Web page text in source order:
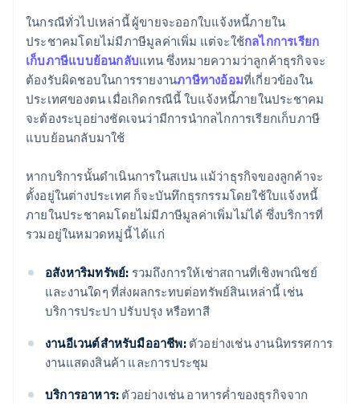
ในกรณีทั่วไปเหล่านี้ ผู้ขายจะออกใบแจ้งหนี้ภายใน
ประชาคมโดยไม่มีภาษีมูลค่าเพิ่ม แต่จะใช้กลไกการเรียก
เก็บภาษีแบบย้อนกลับแทน ซึ่งหมายความว่าลูกค้าธุรกิจจะ
ต้องรับผิดชอบในการรายงานภาษีทางอ้อมที่เกี่ยวข้องใน
ประเทศของตน เมื่อเกิดกรณีนี้ ใบแจ้งหนี้ภายในประชาคม
จะต้องระบุอย่างชัดเจนว่ามีการนำกลไกการเรียกเก็บภาษี
แบบย้อนกลับมาใช้
หากบริการนั้นดำเนินการในสเปน แม้ว่าธุรกิจของลูกค้าจะ
ตั้งอยู่ในต่างประเทศ ก็จะบันทึกธุรกรรมโดยใช้ใบแจ้งหนี้
ภายในประชาคมโดยไม่มีภาษีมูลค่าเพิ่มไม่ได้ ซึ่งบริการที่
รวมอยู่ในหมวดหมู่นี้ ได้แก่
อสังหาริมทรัพย์: รวมถึงการให้เช่าสถานที่เชิงพาณิชย์
และงานใดๆ ที่ส่งผลกระทบต่อทรัพย์สินเหล่านี้ เช่น
บริการประปา ปรับปรุง หรือทาสี
งานอีเวนต์สำหรับมืออาชีพ:ตัวอย่างเช่น งานนิทรรศการ
งานแสดงสินค้า และการประชุม
บริการอาหาร: ตัวอย่างเช่น อาหารค่ำของธุรกิจจาก